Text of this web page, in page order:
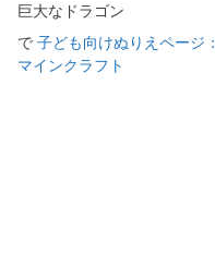
巨大なドラゴン
で 子ども向けぬりえページ：
マインクラフト